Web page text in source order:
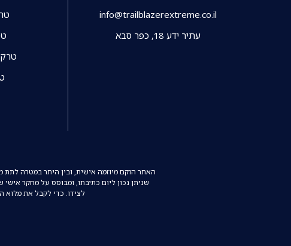
info@trailblazerextreme.co.il
עתיר ידע 18, כפר סבא
האתר הוקם מיוזמה אישית, ובין היתר במטרה
שניתן נכון ליום כתיבתו, ומבוסס על מחקר
לצידו. כדי לקבל את מלוא